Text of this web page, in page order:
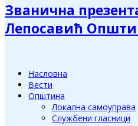
Званична
Лепосавић
Насловна
Вести
Општина
Локална самоуправа
Службени гласници